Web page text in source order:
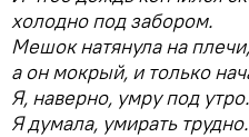
холодно под забором.
Мешок натянула на плечи,
а он мокрый, и только
Я, наверно, умру под утро.
Я думала, умирать трудно.